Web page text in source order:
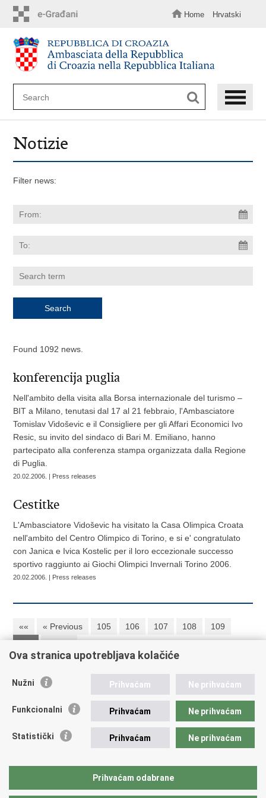
content
Home Hrvatski
Notizie
Filter news:
Found 1092 news.
konferencija puglia
Nell'ambito della visita alla Borsa internazionale del turismo –
BIT a Milano, tenutasi dal 17 al 21 febbraio, l'Ambasciatore
Tomislav Vidoševic e il Consigliere per gli Affari Economici Ivo
Resic, su invito del sindaco di Bari M. Emiliano, hanno
partecipato alla conferenza stampa organizzata dalla Regione
di Puglia.
20.02.2006. | Press releases
Cestitke
L'Ambasciatore Vidoševic ha visitato la Casa Olimpica Croata
nell'ambito del Centro Olimpico di Torino, e si e' congratulato
con Janica e Ivica Kostelic per il loro eccezionale successo
sportivo raggiunto ai Giochi Olimpici Invernali Torino 2006.
20.02.2006. | Press releases
«« « Previous 105 106 107 108
109
110
Next »
Ministero degli Affari Esteri ed Europei della Repubblica di
Trg N.Š. Zrinskog 7-8, 10000 Zagreb
faks: +385 (0)1 4551 795, +385 (0)1 4920 149
E-mail: ministarstvo@mvep.hr
Ova stranica upotrebljava kolačiće
Nužni Prihvaćam Ne prihvaćam
Funkcionalni Prihvaćam Ne prihvaćam
Statistički Prihvaćam Ne prihvaćam
Prihvaćam odabrane